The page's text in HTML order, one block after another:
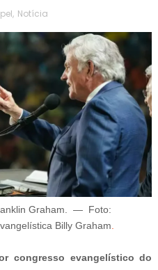
, Notícia
Graham .— Foto:
Billy Graham
congresso evangelístico do